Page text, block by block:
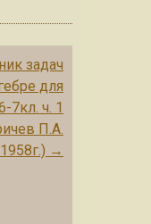
задач
для
7кл. ч. 1
П.А.
1958г.) →